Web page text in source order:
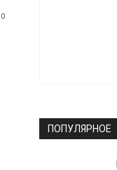
0
ПОПУЛЯРНОЕ